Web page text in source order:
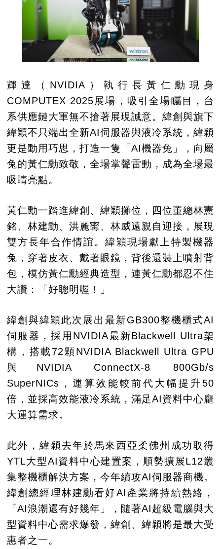
輝達（NVIDIA）執行長黃仁勳現身
COMPUTEX 2025展場，吸引全場矚目，台
系供應鏈大軍無不搶著展現誠意。緯創與旗下
緯穎不只端出全新AI伺服器與液冷系統，緯穎
更是動用巧思，打造一隻「AI機器兔」，向屬
兔的黃仁勳致敬，全場掌聲雷動，成為全場最
吸睛亮點。
黃仁勳一踏進緯創、緯穎攤位，四位董總林憲
銘、林建勳、洪麗寗、林威遠親自迎接，展現
雙方長年合作情誼。緯穎現場獻上特製機器
兔，穿著皮衣、戴著眼鏡，背後還裝上噴射背
包，模仿黃仁勳經典造型，連黃仁勳都忍不住
大讚：「好聰明喔！」
緯創與緯穎此次展出最新GB300整機櫃式AI
伺服器，採用NVIDIA最新Blackwell Ultra架
構，搭載72顆NVIDIA Blackwell Ultra GPU
與NVIDIA ConnectX-8 800Gb/s
SuperNICs，運算效能較前代大幅提升50
倍，並採高效能液冷系統，滿足AI資料中心龐
大運算需求。
此外，緯穎去年於馬來西亞柔佛州成功取得
YTL大型AI資料中心建置案，順勢擴展L12叢
集整機櫃解決方案，今年續攻AI伺服器商機。
緯創總經理林建勳看好AI產業將持續熱絡，
「AI浪潮還有好幾年」，隨著AI超級電腦與大
型資料中心需求爆發，緯創、緯穎將是最大受
惠者之一。